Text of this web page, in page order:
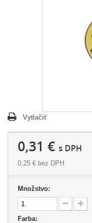
Vytlačiť
0,31 € s DPH
0,25 € bez DPH
Množstvo:
Farba: